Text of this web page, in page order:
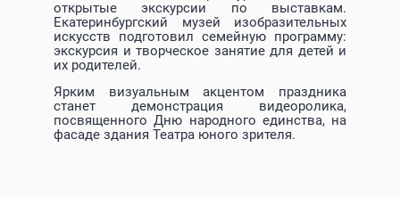
открытые экскурсии по выставкам.
Екатеринбургский музей изобразительных
искусств подготовил семейную программу:
экскурсия и творческое занятие для детей и
их родителей.
Ярким визуальным акцентом праздника
станет демонстрация видеоролика,
посвященного Дню народного единства, на
фасаде здания Театра юного зрителя.